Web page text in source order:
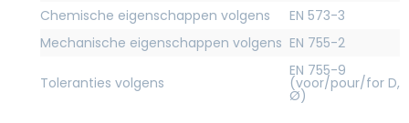
Chemische eigenschappen volgens
EN 573-3
Mechanische eigenschappen volgens EN 755-2
Toleranties volgens
EN 755-9
(voor/pour/for D,
Ø)